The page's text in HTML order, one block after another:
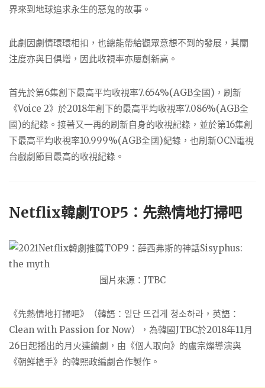
界來到地球追求永生的惡鬼的故事。
此劇因劇情環環相扣，也總能帶給觀眾意想不到的發展，其關
注度亦與日俱增，因此收視率亦屢創新高。
首先於第6集創下最高平均收視率7.654%(AGB全國)，刷新
《Voice 2》於2018年創下的最高平均收視率7.086%(AGB全
國)的紀錄。接著又一再的刷新自身的收視記錄，並於第16集創
下最高平均收視率10.999%(AGB全國)紀錄，也刷新OCN電視
台戲劇節目最高的收視紀錄。
Netflix韓劇TOP5：先熱情地打掃吧
圖片來源：JTBC
《先熱情地打掃吧》（韓語：일단 뜨겁게 청소하라，英語：
Clean with Passion for Now），為韓國JTBC於2018年11月
26日起播出的月火連續劇，由《個人取向》的盧宗燦導演與
《朝鮮槍手》的韓熙政編劇合作製作。